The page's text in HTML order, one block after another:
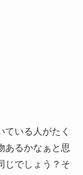
いる人がたく
あるかなぁと思
じでしょう？そ